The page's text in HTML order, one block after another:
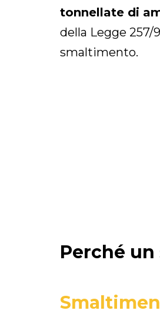
tonnellate di
della Legge 257/
smaltimento.
Perché